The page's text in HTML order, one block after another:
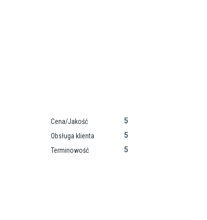
Cena/Jakość 5
Obsługa klienta 5
Terminowość 5